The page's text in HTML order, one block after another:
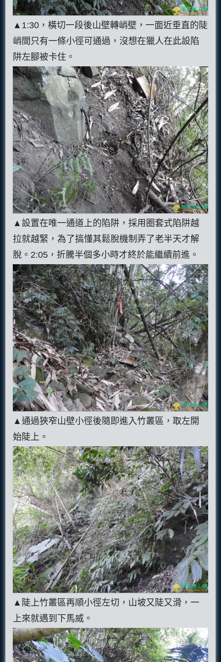
▲1:30，橫切一段後山壁轉峭壁，一面近垂直的陡
峭間只有一條小徑可通過，沒想在獵人在此設陷
阱左腳被卡住。
▲設置在唯一通道上的陷阱，採用圈套式陷阱越
拉就越緊，為了搞懂其鬆脫機制弄了老半天才解
脫。2:05，折騰半個多小時才終於能繼續前進。
▲通過狹窄山壁小徑後隨即進入竹叢區，取左開
始陡上。
▲陡上竹叢區再順小徑左切，山坡又陡又滑，一
上來就遇到下馬威。